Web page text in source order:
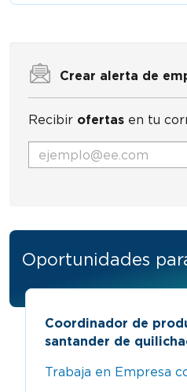
Crear alerta de
Recibir ofertas en tu
Oportunidades
Coordinador de
santander de
Trabaja en Empresa